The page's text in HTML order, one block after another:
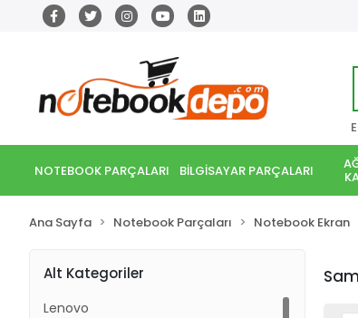
NOTEBOOK PARÇALARI BİLGİSAYAR PARÇALARI
Ana Sayfa Notebook Parçaları Notebook Ekran
Alt Kategoriler
Lenovo